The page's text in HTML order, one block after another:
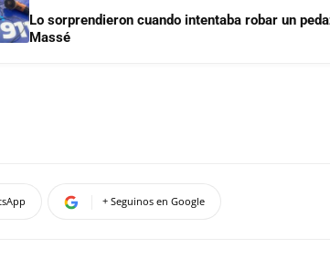
Lo sorprendieron cuando intentaba robar un
Massé
+ Seguinos en Google